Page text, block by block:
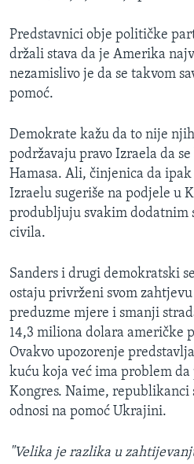
Predstavnici obje političke
držali stava da je Amerika
nezamislivo je da se takvom
pomoć.
Demokrate kažu da to nije
podržavaju pravo Izraela da
Hamasa. Ali, činjenica da ipak
Izraelu sugeriše na podjele u
produbljuju svakim dodatnim
civila.
Sanders i drugi demokratski
ostaju privrženi svom
preduzme mjere i smanji
14,3 miliona dolara američke
Ovakvo upozorenje
kuću koja već ima problem
Kongres. Naime,
odnosi na pomoć Ukrajini.
"Velika je razlika u